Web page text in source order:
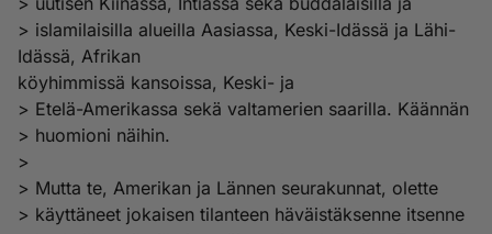
> islamilaisilla alueilla Aasiassa, Keski-Idässä ja Lähi-
Idässä, Afrikan
köyhimmissä kansoissa, Keski- ja
> Etelä-Amerikassa sekä valtamerien saarilla. Käännän
> huomioni näihin.
>
> Mutta te, Amerikan ja Lännen seurakunnat, olette
> käyttäneet jokaisen tilanteen häväistäksenne itsenne